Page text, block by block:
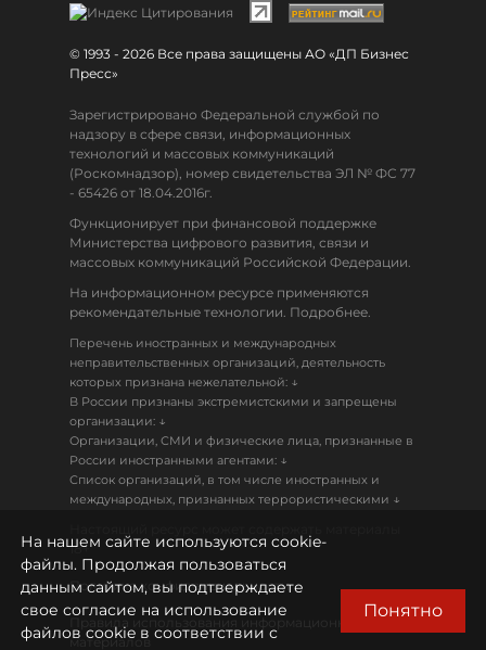
© 1993 - 2026 Все права защищены АО «ДП Бизнес
Пресс»
Зарегистрировано Федеральной службой по
надзору в сфере связи, информационных
технологий и массовых коммуникаций
(Роскомнадзор), номер свидетельства ЭЛ № ФС 77
- 65426 от 18.04.2016г.
Функционирует при финансовой поддержке
Министерства цифрового развития, связи и
массовых коммуникаций Российской Федерации.
На информационном ресурсе применяются
рекомендательные технологии. Подробнее.
Перечень иностранных и международных
неправительственных организаций, деятельность
которых признана нежелательной: ↓
В России признаны экстремистскими и запрещены
организации: ↓
Организации, СМИ и физические лица, признанные в
России иностранными агентами: ↓
Список организаций, в том числе иностранных и
международных, признанных террористическими ↓
18+
Политика конфиденциальности
Правила использования информационных
материалов
На нашем сайте используются cookie-
файлы. Продолжая пользоваться
данным сайтом, вы подтверждаете
свое согласие на использование
файлов cookie в соответствии с
Понятно